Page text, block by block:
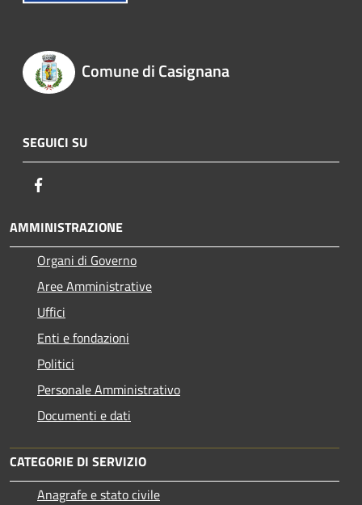
Comune di Casignana
SEGUICI SU
AMMINISTRAZIONE
Organi di Governo
Aree Amministrative
Uffici
Enti e fondazioni
Politici
Personale Amministrativo
Documenti e dati
CATEGORIE DI SERVIZIO
Anagrafe e stato civile